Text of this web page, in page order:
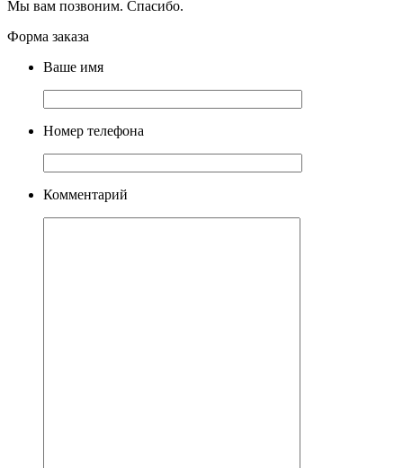
Мы вам позвоним. Спасибо.
Форма заказа
Ваше имя
Номер телефона
Комментарий